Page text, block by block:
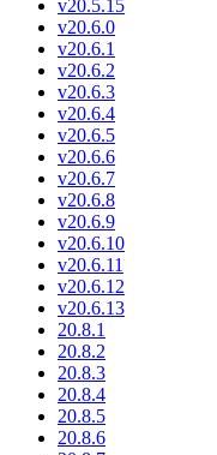
v20.5.15
v20.6.0
v20.6.1
v20.6.2
v20.6.3
v20.6.4
v20.6.5
v20.6.6
v20.6.7
v20.6.8
v20.6.9
v20.6.10
v20.6.11
v20.6.12
v20.6.13
20.8.1
20.8.2
20.8.3
20.8.4
20.8.5
20.8.6